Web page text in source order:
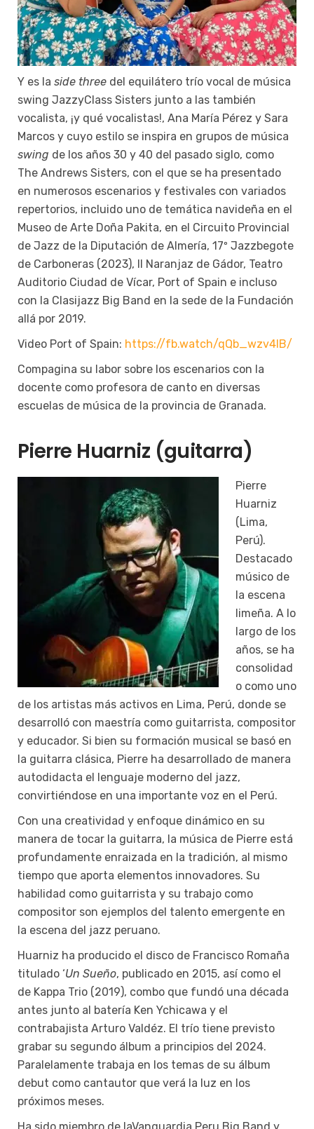
Y es la side three del equilátero trío vocal de música
swing JazzyClass Sisters junto a las también
vocalista, ¡y qué vocalistas!, Ana María Pérez y Sara
Marcos y cuyo estilo se inspira en grupos de música
swing de los años 30 y 40 del pasado siglo, como
The Andrews Sisters, con el que se ha presentado
en numerosos escenarios y festivales con variados
repertorios, incluido uno de temática navideña en el
Museo de Arte Doña Pakita, en el Circuito Provincial
de Jazz de la Diputación de Almería, 17º Jazzbegote
de Carboneras (2023), II Naranjaz de Gádor, Teatro
Auditorio Ciudad de Vícar, Port of Spain e incluso
con la Clasijazz Big Band en la sede de la Fundación
allá por 2019.
Video Port of Spain: https://fb.watch/qQb_wzv4lB/
Compagina su labor sobre los escenarios con la
docente como profesora de canto en diversas
escuelas de música de la provincia de Granada.
Pierre Huarniz (guitarra)
Pierre
Huarniz
(Lima,
Perú).
Destacado
músico de
la escena
limeña. A lo
largo de los
años, se ha
consolidad
o como uno
de los artistas más activos en Lima, Perú, donde se
desarrolló con maestría como guitarrista, compositor
y educador. Si bien su formación musical se basó en
la guitarra clásica, Pierre ha desarrollado de manera
autodidacta el lenguaje moderno del jazz,
convirtiéndose en una importante voz en el Perú.
Con una creatividad y enfoque dinámico en su
manera de tocar la guitarra, la música de Pierre está
profundamente enraizada en la tradición, al mismo
tiempo que aporta elementos innovadores. Su
habilidad como guitarrista y su trabajo como
compositor son ejemplos del talento emergente en
la escena del jazz peruano.
Huarniz ha producido el disco de Francisco Romaña
titulado ‘Un Sueño, publicado en 2015, así como el
de Kappa Trio (2019), combo que fundó una década
antes junto al batería Ken Ychicawa y el
contrabajista Arturo Valdéz. El trío tiene previsto
grabar su segundo álbum a principios del 2024.
Paralelamente trabaja en los temas de su álbum
debut como cantautor que verá la luz en los
próximos meses.